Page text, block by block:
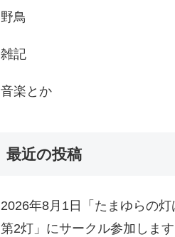
野鳥
雑記
音楽とか
最近の投稿
2026年8月1日「たまゆらの灯
第2灯」にサークル参加します